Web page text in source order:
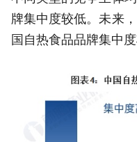
牌集中度较低。未来
国自热食品品牌集中度